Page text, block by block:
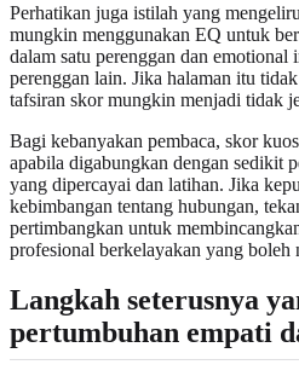
Perhatikan juga istilah yang
mungkin menggunakan EQ untuk
dalam satu perenggan dan
perenggan lain. Jika halaman itu
tafsiran skor mungkin menjadi tidak
Bagi kebanyakan pembaca, skor
apabila digabungkan dengan sedikit
yang dipercayai dan latihan. Jika
kebimbangan tentang hubungan,
pertimbangkan untuk
profesional berkelayakan yang boleh
Langkah seterusnya
pertumbuhan empati